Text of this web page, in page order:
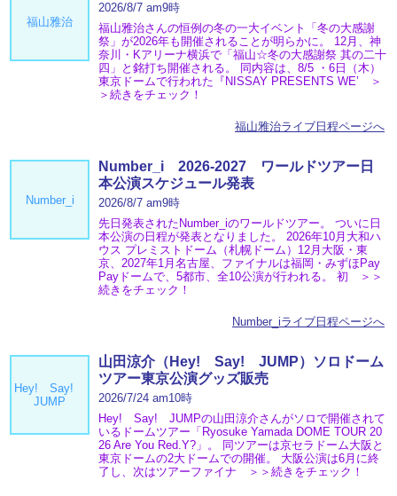
福山雅治
2026/8/7 am9時
福山雅治さんの恒例の冬の一大イベント「冬の⼤感謝
祭」が2026年も開催されることが明らかに。 12月、神
奈川・Kアリーナ横浜で「福山☆冬の大感謝祭 其の二十
四」と銘打ち開催される。 同内容は、8/5 ・6日（木）
東京ドームで行われた『NISSAY PRESENTS WE’ ＞
＞続きをチェック！
福山雅治ライブ日程ページへ
Number_i
Number_i 2026‐2027 ワールドツアー日
本公演スケジュール発表
2026/8/7 am9時
先日発表されたNumber_iのワールドツアー。 ついに日
本公演の日程が発表となりました。 2026年10月大和ハ
ウス プレミストドーム（札幌ドーム）12月大阪・東
京、2027年1月名古屋、ファイナルは福岡・みずほPay
Payドームで、5都市、全10公演が行われる。 初 ＞＞
続きをチェック！
Number_iライブ日程ページへ
Hey! Say!
JUMP
山田涼介（Hey! Say! JUMP）ソロドーム
ツアー東京公演グッズ販売
2026/7/24 am10時
Hey! Say! JUMPの山田涼介さんがソロで開催されて
いるドームツアー「Ryosuke Yamada DOME TOUR 20
26 Are You Red.Y?」。 同ツアーは京セラドーム大阪と
東京ドームの2大ドームでの開催。 大阪公演は6月に終
了し、次はツアーファイナ ＞＞続きをチェック！